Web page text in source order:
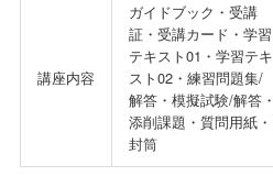
講座内容
ガイドブック・受講
証・受講カード・学習
テキスト01・学習テキ
スト02・練習問題集/
解答・模擬試験/解答・
添削課題・質問用紙・
封筒